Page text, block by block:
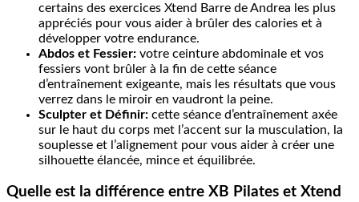
certains des exercices Xtend Barre de Andrea les plus
appréciés pour vous aider à brûler des calories et à
développer votre endurance.
Abdos et Fessier: votre ceinture abdominale et vos
fessiers vont brûler à la fin de cette séance
d’entraînement exigeante, mais les résultats que vous
verrez dans le miroir en vaudront la peine.
Sculpter et Définir: cette séance d’entraînement axée
sur le haut du corps met l’accent sur la musculation, la
souplesse et l’alignement pour vous aider à créer une
silhouette élancée, mince et équilibrée.
Quelle est la différence entre XB Pilates et Xtend